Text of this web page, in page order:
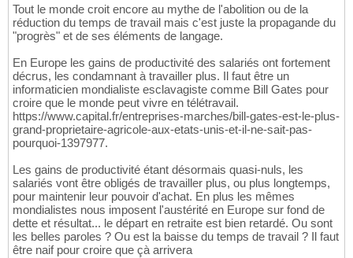
Tout le monde croit encore au mythe de l'abolition ou de la
réduction du temps de travail mais c'est juste la propagande du
"progrès" et de ses éléments de langage.
En Europe les gains de productivité des salariés ont fortement
décrus, les condamnant à travailler plus. Il faut être un
informaticien mondialiste esclavagiste comme Bill Gates pour
croire que le monde peut vivre en télétravail.
https://www.capital.fr/entreprises-marches/bill-gates-est-le-plus-
grand-proprietaire-agricole-aux-etats-unis-et-il-ne-sait-pas-
pourquoi-1397977.
Les gains de productivité étant désormais quasi-nuls, les
salariés vont être obligés de travailler plus, ou plus longtemps,
pour maintenir leur pouvoir d'achat. En plus les mêmes
mondialistes nous imposent l'austérité en Europe sur fond de
dette et résultat... le départ en retraite est bien retardé. Ou sont
les belles paroles ? Ou est la baisse du temps de travail ? Il faut
être naif pour croire que çà arrivera